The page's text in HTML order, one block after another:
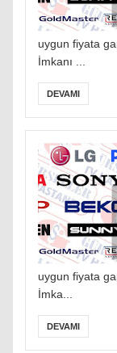
uygun fiyata
İmkanı ...
DEVAMI
uygun fiyata
İmka...
DEVAMI